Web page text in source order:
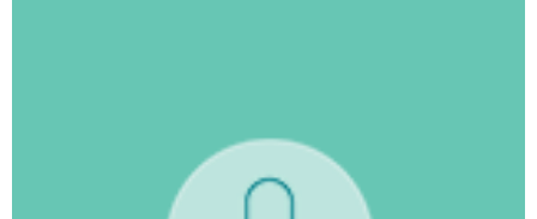
مشاهدة المزيد